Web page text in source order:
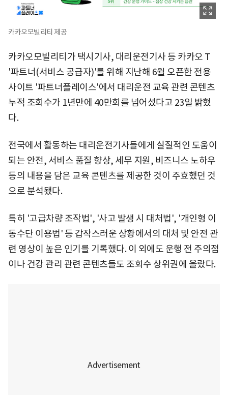
카카오모빌리티 제공
카카오모빌리티가 택시기사, 대리운전기사 등 카카오 T
'파트너(서비스 공급자)'를 위해 지난해 6월 오픈한 전용
사이트 '파트너플레이스'에서 대리운전 교육 관련 콘텐츠
누적 조회수가 1년만에 40만회를 넘어섰다고 23일 밝혔
다.
전국에서 활동하는 대리운전기사들에게 실질적인 도움이
되는 안전, 서비스 품질 향상, 세무 지원, 비즈니스 노하우
등의 내용을 담은 교육 콘텐츠를 제공한 것이 주효했던 것
으로 분석됐다.
특히 '고급차량 조작법', '사고 발생 시 대처법', '개인형 이
동수단 이용법' 등 갑작스러운 상황에서의 대처 및 안전 관
련 영상이 높은 인기를 기록했다. 이 외에도 운행 전 주의점
이나 건강 관리 관련 콘텐츠들도 조회수 상위권에 올랐다.